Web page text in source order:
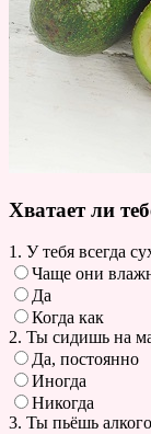
Хватает ли
1. У тебя всегда
Чаще они
Да
Когда как
2. Ты сидишь на
Да, постоянно
Иногда
Никогда
3. Ты пьёшь